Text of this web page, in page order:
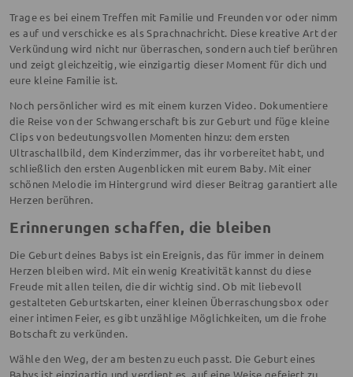
Trage es bei einem Treffen mit Familie und Freunden vor oder nimm
es auf und verschicke es als Sprachnachricht. Diese kreative Art der
Verkündung wird nicht nur überraschen, sondern auch tief berühren
und zeigt gleichzeitig, wie einzigartig dieser Moment für dich und
eure kleine Familie ist.
Noch persönlicher wird es mit einem kurzen Video. Dokumentiere
die Reise von der Schwangerschaft bis zur Geburt und füge kleine
Clips von bedeutungsvollen Momenten hinzu: dem ersten
Ultraschallbild, dem Kinderzimmer, das ihr vorbereitet habt, und
schließlich den ersten Augenblicken mit eurem Baby. Mit einer
schönen Melodie im Hintergrund wird dieser Beitrag garantiert alle
Herzen berühren.
Erinnerungen schaffen, die bleiben
Die Geburt deines Babys ist ein Ereignis, das für immer in deinem
Herzen bleiben wird. Mit ein wenig Kreativität kannst du diese
Freude mit allen teilen, die dir wichtig sind. Ob mit liebevoll
gestalteten Geburtskarten, einer kleinen Überraschungsbox oder
einer intimen Feier, es gibt unzählige Möglichkeiten, um die frohe
Botschaft zu verkünden.
Wähle den Weg, der am besten zu euch passt. Die Geburt eines